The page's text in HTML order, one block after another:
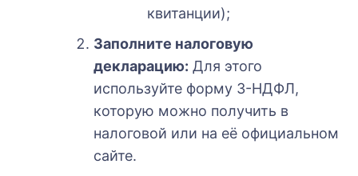
квитанции);
Заполните налоговую
декларацию: Для этого
используйте форму 3-НДФЛ,
которую можно получить в
налоговой или на её официальном
сайте.